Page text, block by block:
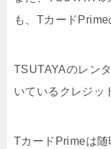
も、TカードPrime
TSUTAYAのレン
いているクレジッ
TカードPrimeは随